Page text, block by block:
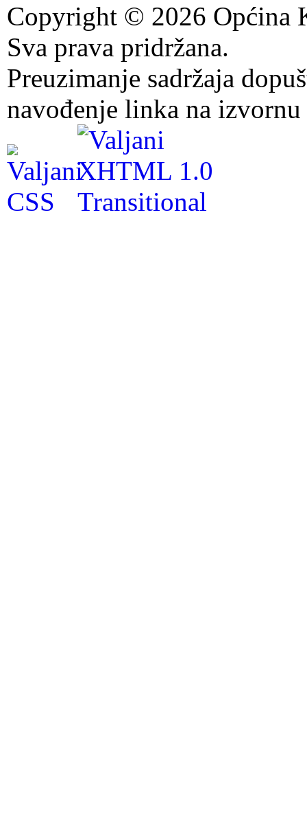
Copyright © 2026 Općina
Sva prava pridržana.
Preuzimanje sadržaja
navođenje linka na izvornu